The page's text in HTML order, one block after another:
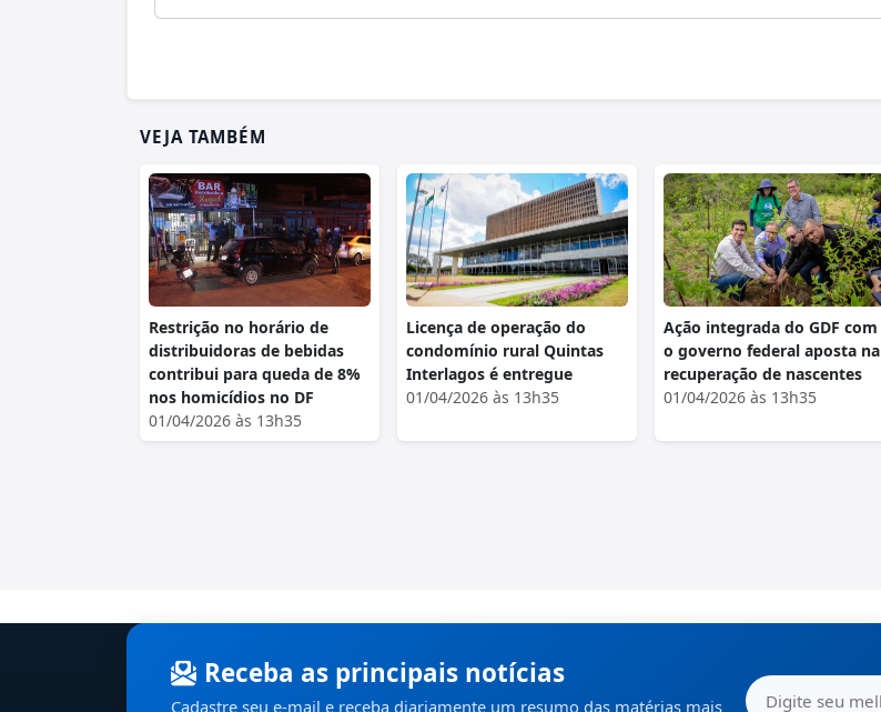
VEJA TAMBÉM
Restrição no horário de
distribuidoras de bebidas
contribui para queda de 8%
nos homicídios no DF
01/04/2026 às 13h35
Licença de operação do
condomínio rural Quintas
Interlagos é entregue
01/04/2026 às 13h35
Ação integrada do GDF com
o governo federal aposta na
recuperação de nascentes
01/04/2026 às 13h35
Receba as principais notícias
Cadastre seu e-mail e receba diariamente um resumo das matérias mais